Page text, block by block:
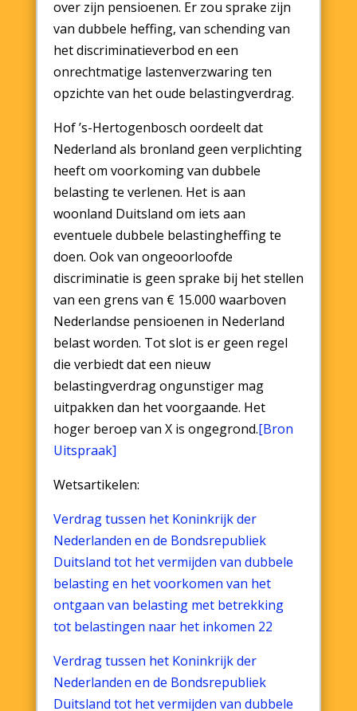
over zijn pensioenen. Er zou sprake zijn
van dubbele heffing, van schending van
het discriminatieverbod en een
onrechtmatige lastenverzwaring ten
opzichte van het oude belastingverdrag.
Hof ’s-Hertogenbosch oordeelt dat
Nederland als bronland geen verplichting
heeft om voorkoming van dubbele
belasting te verlenen. Het is aan
woonland Duitsland om iets aan
eventuele dubbele belastingheffing te
doen. Ook van ongeoorloofde
discriminatie is geen sprake bij het stellen
van een grens van € 15.000 waarboven
Nederlandse pensioenen in Nederland
belast worden. Tot slot is er geen regel
die verbiedt dat een nieuw
belastingverdrag ongunstiger mag
uitpakken dan het voorgaande. Het
hoger beroep van X is ongegrond.[Bron
Uitspraak]
Wetsartikelen:
Verdrag tussen het Koninkrijk der
Nederlanden en de Bondsrepubliek
Duitsland tot het vermijden van dubbele
belasting en het voorkomen van het
ontgaan van belasting met betrekking
tot belastingen naar het inkomen 22
Verdrag tussen het Koninkrijk der
Nederlanden en de Bondsrepubliek
Duitsland tot het vermijden van dubbele